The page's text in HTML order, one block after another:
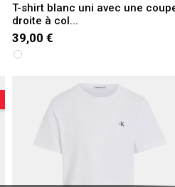
T-shirt blanc uni avec une
droite à col...
39,00 €